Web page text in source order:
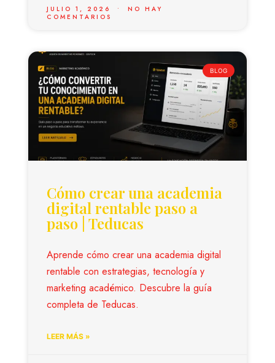
JULIO 1, 2026
NO HAY
COMENTARIOS
BLOG
Cómo crear una academia
digital rentable paso a
paso | Teducas
Aprende cómo crear una academia digital
rentable con estrategias, tecnología y
marketing académico. Descubre la guía
completa de Teducas.
LEER MÁS »